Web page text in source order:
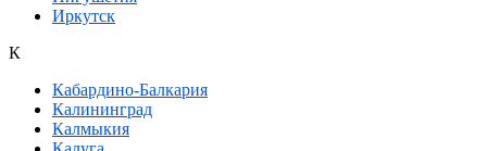
Иркутск
К
Кабардино-Балкария
Калининград
Калмыкия